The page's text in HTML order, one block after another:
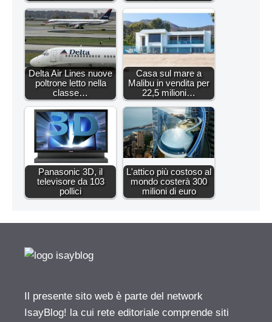
Delta Air Lines nuove
poltrone letto nella
classe…
Casa sul mare a
Malibu in vendita per
22,5 milioni…
Panasonic 3D, il
televisore da 103
pollici
L'attico più costoso al
mondo costerà 300
milioni di euro
Il presente sito web è parte del network
IsayBlog! la cui rete editoriale comprende siti